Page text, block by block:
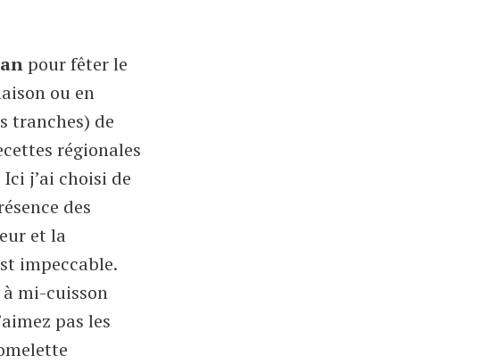
pour fêter le
ou en
tranches) de
régionales
j’ai choisi de
des
et la
impeccable.
mi-cuisson
pas les